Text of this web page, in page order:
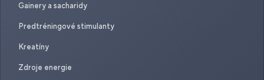
Gainery a sacharidy
Predtréningové stimulanty
Kreatíny
Zdroje energie